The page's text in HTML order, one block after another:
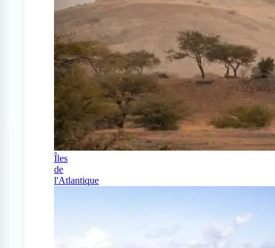
Îles
de
l'Atlantique